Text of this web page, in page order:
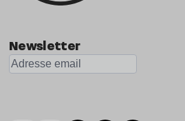
Newsletter